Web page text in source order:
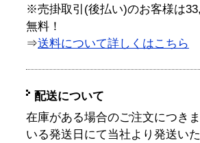
※売掛取引(後払い)のお客様は
無料！
⇒送料について詳しくはこちら
配送について
在庫がある場合のご注文につき
いる発送日にて当社より発送い